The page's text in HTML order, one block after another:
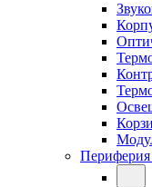
Периферия